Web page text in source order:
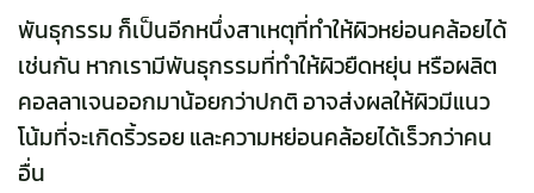
พันธุกรรม ก็เป็นอีกหนึ่งสาเหตุที่ทำให้ผิวหย่อนคล้อยได้
เช่นกัน หากเรามีพันธุกรรมที่ทำให้ผิวยืดหยุ่น หรือผลิต
คอลลาเจนออกมาน้อยกว่าปกติ อาจส่งผลให้ผิวมีแนว
โน้มที่จะเกิดริ้วรอย และความหย่อนคล้อยได้เร็วกว่าคน
อื่น